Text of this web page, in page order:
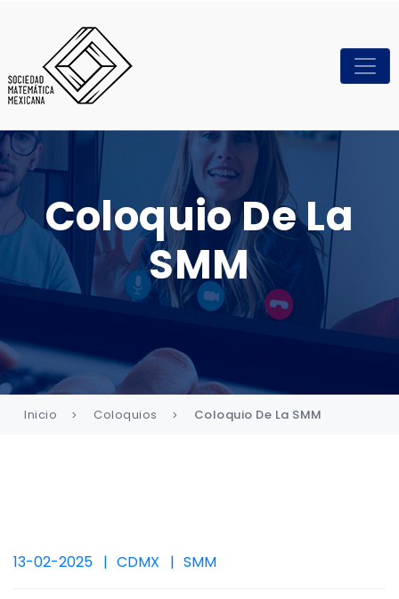
Coloquio De La
SMM
Inicio Coloquios Coloquio De La SMM
13-02-2025 CDMX SMM